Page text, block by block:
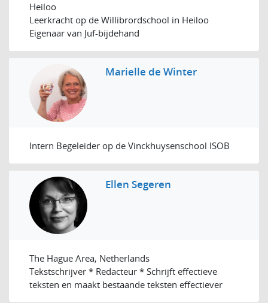
Heiloo
Leerkracht op de Willibrordschool in Heiloo
Eigenaar van Juf-bijdehand
Marielle de Winter
Intern Begeleider op de Vinckhuysenschool ISOB
Ellen Segeren
The Hague Area, Netherlands
Tekstschrijver * Redacteur * Schrijft effectieve
teksten en maakt bestaande teksten effectiever